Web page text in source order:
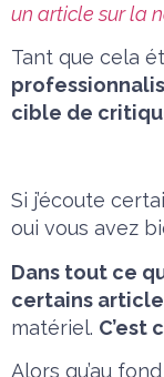
un article sur la
Tant que cela
cible de
Si j’écoute
oui vous avez
Dans tout ce
certains
matériel. C’est
Alors qu’au fond